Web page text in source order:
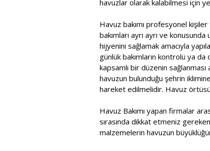
havuzlar olarak kalabilmesi için
Havuz bakımı profesyonel kişiler
bakımları ayrı ayrı ve
hijyenini sağlamak amacıyla
günlük bakımların kontrolü ya da
kapsamlı bir düzenin
havuzun bulunduğu şehrin
hareket edilmelidir. Havuz
Havuz Bakımı yapan firmalar
sırasında dikkat etmeniz
malzemelerin havuzun